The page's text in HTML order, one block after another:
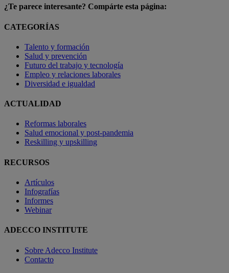
¿Te parece interesante? Compárte esta página:
CATEGORÍAS
Talento y formación
Salud y prevención
Futuro del trabajo y tecnología
Empleo y relaciones laborales
Diversidad e igualdad
ACTUALIDAD
Reformas laborales
Salud emocional y post-pandemia
Reskilling y upskilling
RECURSOS
Artículos
Infografías
Informes
Webinar
ADECCO INSTITUTE
Sobre Adecco Institute
Contacto